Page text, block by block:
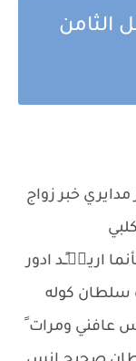
الثامن
خبر زواج
ادور
سلطان كوله
عافني ومرات